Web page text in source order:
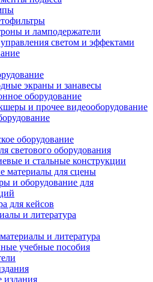
и ламподержатели
светом и эффектами
экраны и занавесы
оборудование
и прочее видеооборудование
оборудование
светового оборудования
и стальные конструкции
материалы для сцены
и оборудование для
для кейсов
и литература
и литература
учебные пособия
издания